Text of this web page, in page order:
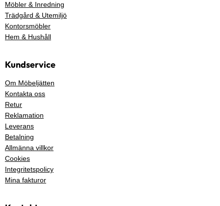
Möbler & Inredning
Trädgård & Utemiljö
Kontorsmöbler
Hem & Hushåll
Kundservice
Om Möbeljätten
Kontakta oss
Retur
Reklamation
Leverans
Betalning
Allmänna villkor
Cookies
Integritetspolicy
Mina fakturor